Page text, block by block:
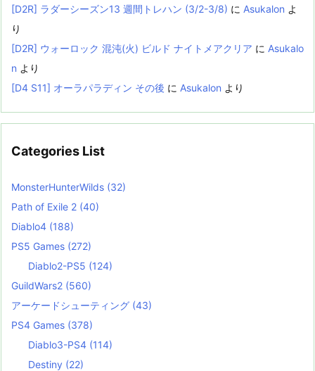
[D2R] ラダーシーズン13 週間トレハン (3/2-3/8) に Asukalon よ
り
[D2R] ウォーロック 混沌(火) ビルド ナイトメアクリア に Asukalo
n より
[D4 S11] オーラパラディン その後 に Asukalon より
Categories List
MonsterHunterWilds (32)
Path of Exile 2 (40)
Diablo4 (188)
PS5 Games (272)
Diablo2-PS5 (124)
GuildWars2 (560)
アーケードシューティング (43)
PS4 Games (378)
Diablo3-PS4 (114)
Destiny (22)